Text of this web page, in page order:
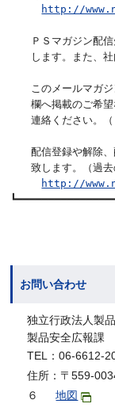
http://
ＰＳマガジン配信
します。また、社
このメールマガジ
欄へ掲載のご希望
連絡ください。
配信登録や解除、
致します。（
http://
【編集・発行
製品安全
お問い合わせ
独立行政法人製
製品安全広報課
TEL：06-6612-
住所：〒559-
６
地図